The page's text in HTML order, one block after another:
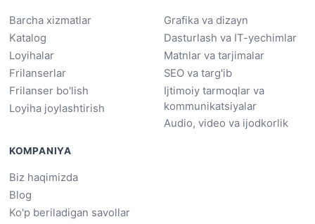
Barcha xizmatlar
Katalog
Loyihalar
Frilanserlar
Frilanser bo'lish
Loyiha joylashtirish
Grafika va dizayn
Dasturlash va IT-yechimlar
Matnlar va tarjimalar
SEO va targ'ib
Ijtimoiy tarmoqlar va
kommunikatsiyalar
Audio, video va ijodkorlik
KOMPANIYA
Biz haqimizda
Blog
Ko'p beriladigan savollar